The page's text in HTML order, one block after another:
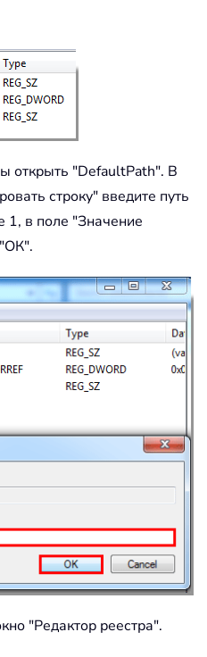
открыть "DefaultPath". В
строку" введите путь
1, в поле "Значение
"Редактор реестра".